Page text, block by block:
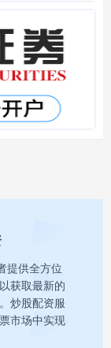
提供全方位
获取最新的
炒股配资服
市场中实现